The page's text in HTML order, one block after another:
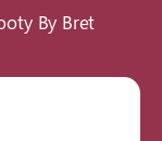
By Bret